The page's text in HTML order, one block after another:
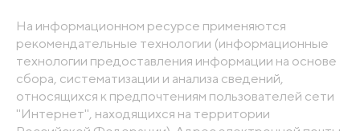
На информационном ресурсе применяются
рекомендательные технологии (информационные
технологии предоставления информации на основе
сбора, систематизации и анализа сведений,
относящихся к предпочтениям пользователей сети
"Интернет", находящихся на территории